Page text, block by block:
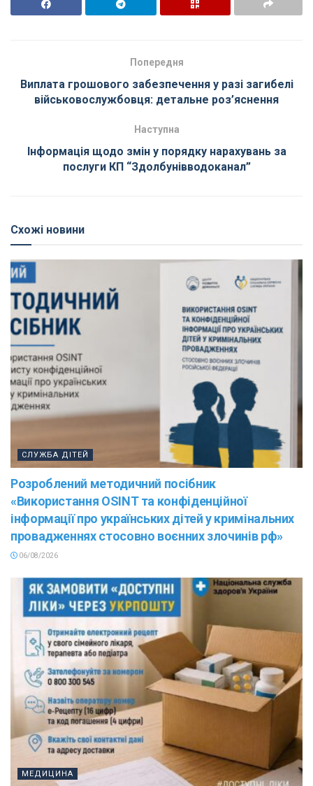
Попередня
Виплата грошового забезпечення у разі загибелі
військовослужбовця: детальне роз’яснення
Наступна
Інформація щодо змін у порядку нарахувань за
послуги КП “Здолбунівводоканал”
Схожі новини
СЛУЖБА ДІТЕЙ
Розроблений методичний посібник
«Використання OSINT та конфіденційної
інформації про українських дітей у кримінальних
провадженнях стосовно воєнних злочинів рф»
06/08/2026
МЕДИЦИНА